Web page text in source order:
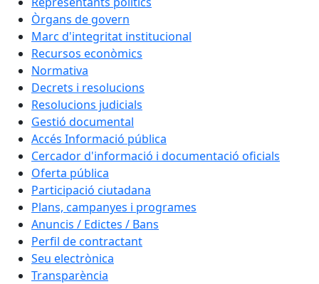
Òrgans de govern
Marc d'integritat institucional
Recursos econòmics
Normativa
Decrets i resolucions
Resolucions judicials
Gestió documental
Accés Informació pública
Cercador d'informació i documentació oficials
Oferta pública
Participació ciutadana
Plans, campanyes i programes
Anuncis / Edictes / Bans
Perfil de contractant
Seu electrònica
Transparència